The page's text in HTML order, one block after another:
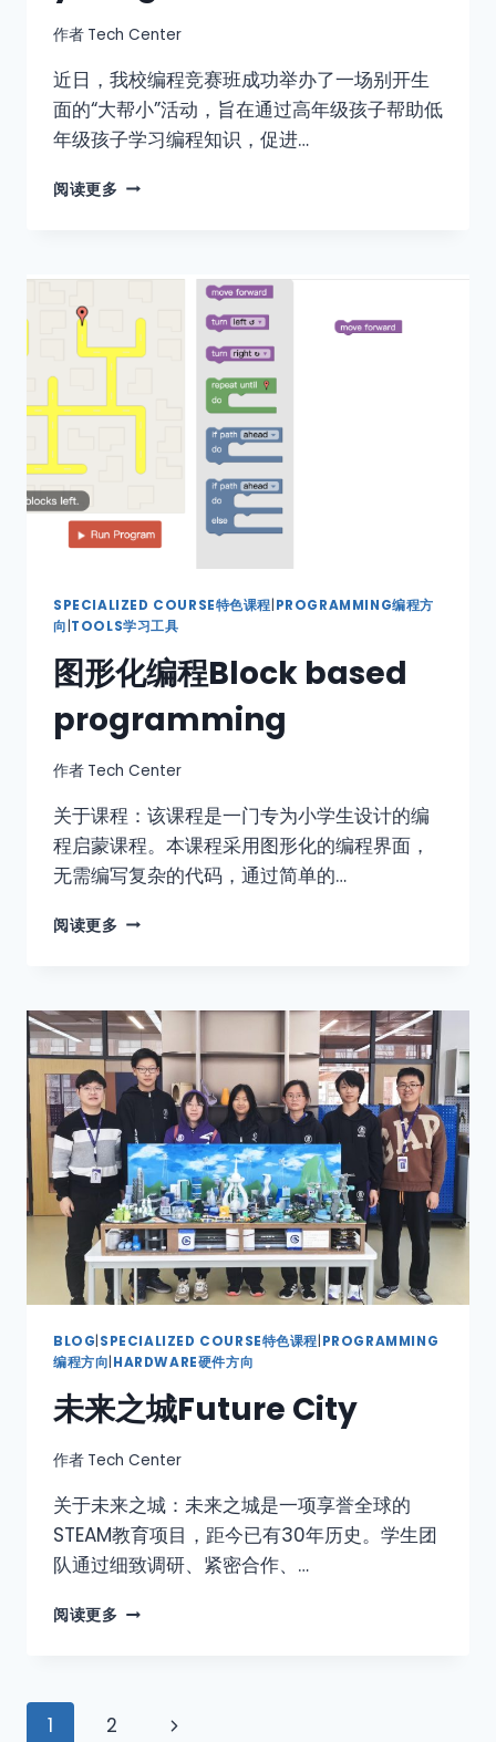
作者 Tech Center
近日，我校编程竞赛班成功举办了一场别开生
面的“大帮小”活动，旨在通过高年级孩子帮助低
年级孩子学习编程知识，促进…
阅读更多
SPECIALIZED COURSE特色课程 PROGRAMMING编程方
向 TOOLS学习工具
图形化编程Block based
programming
作者 Tech Center
关于课程：该课程是一门专为小学生设计的编
程启蒙课程。本课程采用图形化的编程界面，
无需编写复杂的代码，通过简单的…
阅读更多
BLOG SPECIALIZED COURSE特色课程 PROGRAMMING
编程方向 HARDWARE硬件方向
未来之城Future City
作者 Tech Center
关于未来之城：未来之城是一项享誉全球的
STEAM教育项目，距今已有30年历史。学生团
队通过细致调研、紧密合作、…
阅读更多
1 2